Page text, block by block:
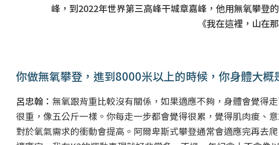
峰，到2022年世界第三高峰干城章嘉峰，他用無氧攀登
《我在這裡，山在
你做無氧攀登，進到8000米以上的時候，你身體大概
呂忠翰： 無氧跟背重比較沒有關係，如果適應不夠，身體會覺得
很重，像五公斤一樣。你每走一步都會覺得很累，覺得肌肉痠、
對於氧氣需求的衝動會提高。阿爾卑斯式攀登通常會適應完再去